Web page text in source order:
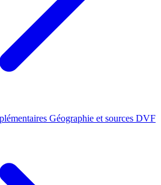
Géographie et sources DVF